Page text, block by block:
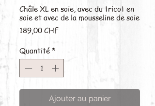
Châle XL en soie, avec du tricot en
soie et avec de la mousseline de soie
189,00 CHFPrix
Quantité *
Ajouter au panier